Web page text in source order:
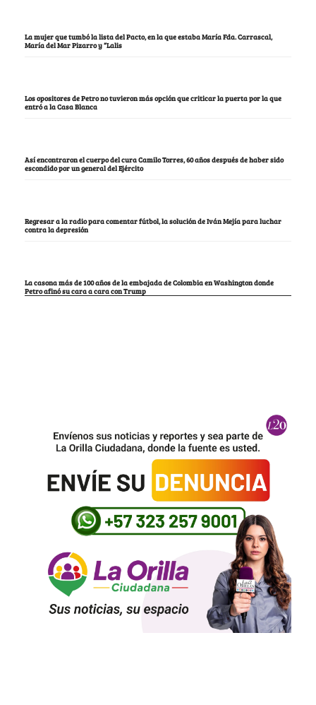
La mujer que tumbó la lista del Pacto, en la que estaba María Fda. Carrascal,
María del Mar Pizarro y “Lalis
Los opositores de Petro no tuvieron más opción que criticar la puerta por la que
entró a la Casa Blanca
Así encontraron el cuerpo del cura Camilo Torres, 60 años después de haber sido
escondido por un general del Ejército
Regresar a la radio para comentar fútbol, la solución de Iván Mejía para luchar
contra la depresión
La casona más de 100 años de la embajada de Colombia en Washington donde
Petro afinó su cara a cara con Trump